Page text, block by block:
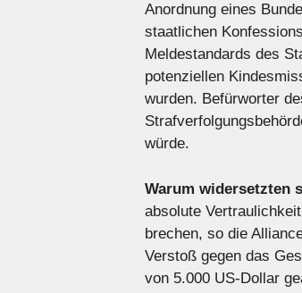
Anordnung eines
staatlichen
Meldestandards des
potenziellen
wurden. Befürworter
würde.
Warum widersetzten
absolute
brechen, so die
Verstoß gegen das
von 5.000 US-Dollar